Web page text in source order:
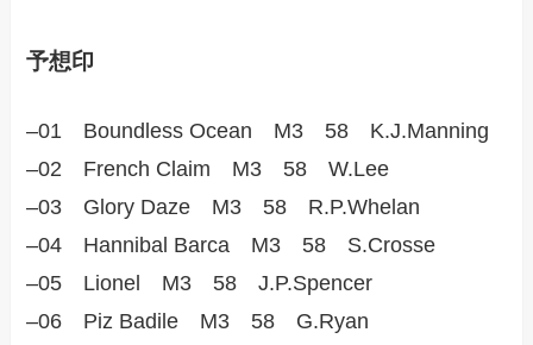
予想印
–01 Boundless Ocean M3 58 K.J.Manning
–02 French Claim M3 58 W.Lee
–03 Glory Daze M3 58 R.P.Whelan
–04 Hannibal Barca M3 58 S.Crosse
–05 Lionel M3 58 J.P.Spencer
–06 Piz Badile M3 58 G.Ryan